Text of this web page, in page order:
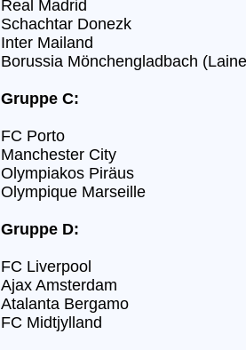
Real Madrid
Schachtar Donezk
Inter Mailand
Borussia Mönchengladbach
Gruppe C:
FC Porto
Manchester City
Olympiakos Piräus
Olympique Marseille
Gruppe D:
FC Liverpool
Ajax Amsterdam
Atalanta Bergamo
FC Midtjylland